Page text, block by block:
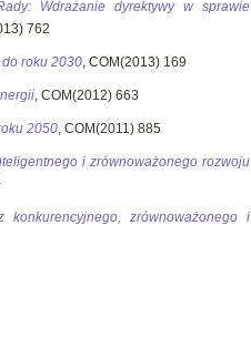
Wdrażanie dyrektywy w sprawie
762
roku 2030, COM(2013) 169
, COM(2012) 663
2050, COM(2011) 885
i zrównoważonego rozwoju
zrównoważonego i